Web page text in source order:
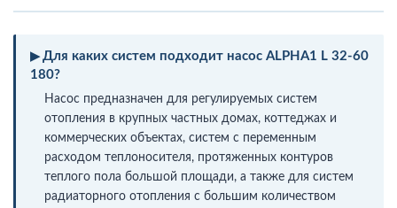
Для каких систем подходит насос ALPHA1 L 32-60
180?
Насос предназначен для регулируемых систем
отопления в крупных частных домах, коттеджах и
коммерческих объектах, систем с переменным
расходом теплоносителя, протяженных контуров
теплого пола большой площади, а также для систем
радиаторного отопления с большим количеством